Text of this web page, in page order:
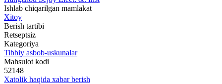
Ishlab chiqarilgan mamlakat
Xitoy
Berish tartibi
Retseptsiz
Kategoriya
Tibbiy asbob-uskunalar
Mahsulot kodi
52148
Xatolik haqida xabar berish